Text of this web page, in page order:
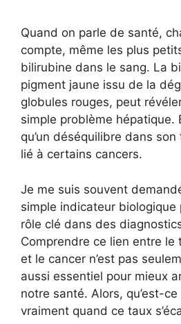
Quand on parle de santé,
compte, même les plus
bilirubine dans le sang. La
pigment jaune issu de la
globules rouges, peut
simple problème hépatique.
qu’un déséquilibre dans
lié à certains cancers.
Je me suis souvent
simple indicateur biologique
rôle clé dans des
Comprendre ce lien entre le
et le cancer n’est pas
aussi essentiel pour mieux
notre santé. Alors, qu’est-
vraiment quand ce taux